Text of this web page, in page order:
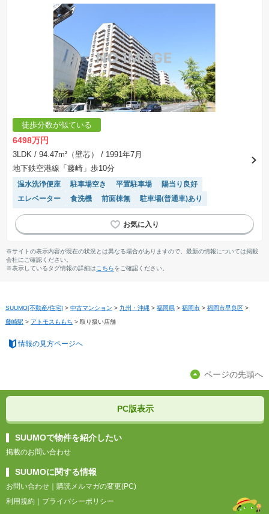
徒歩分数が似ている
6498万円
3LDK / 94.47m²（壁芯）
/ 1991年7月
地下鉄空港線「藤崎」歩10分
温水洗浄便座 駐車場空き 平置駐車場
陽当り良好
エレベーター
食洗機 前面棟無
駐車場(普通車)あり
モニター付きインターホン
駐輪場・バイク置き場
※サイトの表示内容が現在の状況とは異なる場合がありますので、最新の情報については掲載
会社にご確認ください。
※表示しているタグ情報の詳細は こちらをご確認ください。
SUUMO[不動産/住宅] > 中古マンション > 九州・沖縄 > 福岡県 > 福岡市 > 福岡市早良区 >
藤崎駅 > アトモスももち > 取り扱い店舗
情報の見方ページへ
ページの先頭へ
PC版表示
SUUMOで物件を紹介したい
掲載のお問い合わせ
SUUMOに関する情報
お問い合わせ ｜ 購読メルマガの変更(PC)
利用規約 ｜ プライバシーポリシー